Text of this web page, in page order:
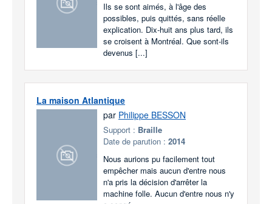
Ils se sont aimés, à l'âge des
possibles, puis quittés, sans réelle
explication. Dix-huit ans plus tard, ils
se croisent à Montréal. Que sont-ils
devenus [...]
La maison Atlantique
par Philippe BESSON
Support : Braille
Date de parution : 2014
Nous aurions pu facilement tout
empêcher mais aucun d'entre nous
n'a pris la décision d'arrêter la
machine folle. Aucun d'entre nous n'y